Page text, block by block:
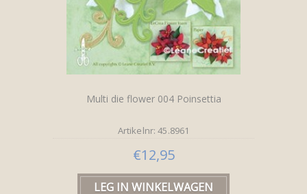
Multi die flower 004 Poinsettia
Artikelnr: 45.8961
€12,95